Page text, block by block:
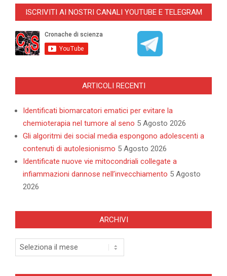
ISCRIVITI AI NOSTRI CANALI YOUTUBE E TELEGRAM
ARTICOLI RECENTI
Identificati biomarcatori ematici per evitare la
chemioterapia nel tumore al seno 5 Agosto 2026
Gli algoritmi dei social media espongono adolescenti a
contenuti di autolesionismo 5 Agosto 2026
Identificate nuove vie mitocondriali collegate a
infiammazioni dannose nell’invecchiamento 5 Agosto
2026
ARCHIVI
Archivi